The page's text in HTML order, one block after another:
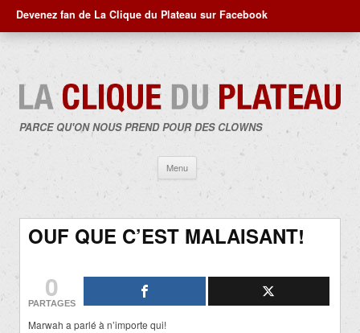
Devenez fan de La Clique du Plateau sur Facebook
PARCE QU'ON NOUS PREND POUR DES CLOWNS
Menu
contenu
OUF QUE C’EST MALAISANT!
0
PARTAGES
Marwah a parlé à n’importe qui!